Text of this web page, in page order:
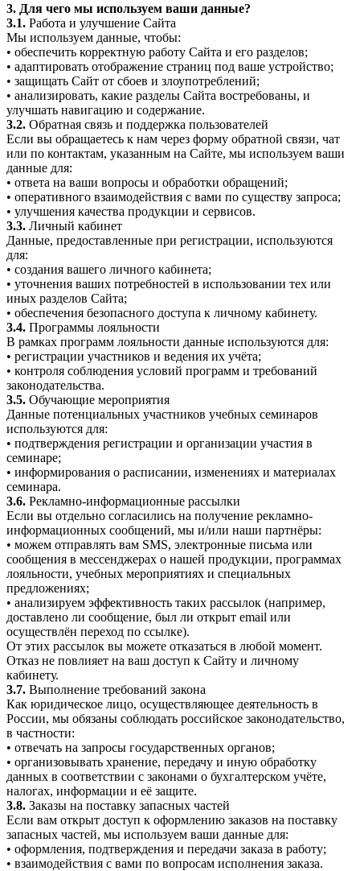
3. Для чего мы используем ваши данные?
3.1. Работа и улучшение Сайта
Мы используем данные, чтобы:
• обеспечить корректную работу Сайта и его разделов;
• адаптировать отображение страниц под ваше устройство;
• защищать Сайт от сбоев и злоупотреблений;
• анализировать, какие разделы Сайта востребованы, и
улучшать навигацию и содержание.
3.2. Обратная связь и поддержка пользователей
Если вы обращаетесь к нам через форму обратной связи, чат
или по контактам, указанным на Сайте, мы используем ваши
данные для:
• ответа на ваши вопросы и обработки обращений;
• оперативного взаимодействия с вами по существу запроса;
• улучшения качества продукции и сервисов.
3.3. Личный кабинет
Данные, предоставленные при регистрации, используются
для:
• создания вашего личного кабинета;
• уточнения ваших потребностей в использовании тех или
иных разделов Сайта;
• обеспечения безопасного доступа к личному кабинету.
3.4. Программы лояльности
В рамках программ лояльности данные используются для:
• регистрации участников и ведения их учёта;
• контроля соблюдения условий программ и требований
законодательства.
3.5. Обучающие мероприятия
Данные потенциальных участников учебных семинаров
используются для:
• подтверждения регистрации и организации участия в
семинаре;
• информирования о расписании, изменениях и материалах
семинара.
3.6. Рекламно-информационные рассылки
Если вы отдельно согласились на получение рекламно-
информационных сообщений, мы и/или наши партнёры:
• можем отправлять вам SMS, электронные письма или
сообщения в мессенджерах о нашей продукции, программах
лояльности, учебных мероприятиях и специальных
предложениях;
• анализируем эффективность таких рассылок (например,
доставлено ли сообщение, был ли открыт email или
осуществлён переход по ссылке).
От этих рассылок вы можете отказаться в любой момент.
Отказ не повлияет на ваш доступ к Сайту и личному
кабинету.
3.7. Выполнение требований закона
Как юридическое лицо, осуществляющее деятельность в
России, мы обязаны соблюдать российское законодательство,
в частности:
• отвечать на запросы государственных органов;
• организовывать хранение, передачу и иную обработку
данных в соответствии с законами о бухгалтерском учёте,
налогах, информации и её защите.
3.8. Заказы на поставку запасных частей
Если вам открыт доступ к оформлению заказов на поставку
запасных частей, мы используем ваши данные для:
• оформления, подтверждения и передачи заказа в работу;
• взаимодействия с вами по вопросам исполнения заказа.